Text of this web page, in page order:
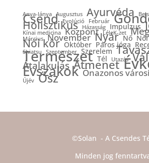
Anya-lánya Augusztus Ayurvéda
Csend Evolúció Február
Holisztikus Házasság Impulzus
Kínai medicina Központ LéleK-zet
Március November Nyár Nő
Női kör Október Páros jóga
Shiatsu Szeptember Szerelem
Természet Tél Utazás
Átalakulás Átmenet
Évszakok Önazonos
Újév Ősz
©Solan - A Csendes
Minden jog